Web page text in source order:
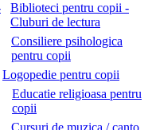
Biblioteci pentru copii -
Cluburi de lectura
Consiliere psihologica
pentru copii
Logopedie pentru copii
Educatie religioasa pentru
copii
Cursuri de muzica / canto